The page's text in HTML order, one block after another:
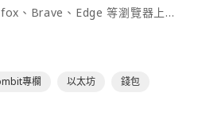
、Brave、Edge 等瀏覽器上作
使用上非常方便。
專欄 以太坊 錢包